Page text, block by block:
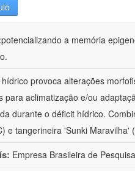
potencializando a memória
provoca alterações
para aclimatização e/ou
durante o déficit hídrico.
e tangerineira 'Sunki Maravilha'
Empresa Brasileira de